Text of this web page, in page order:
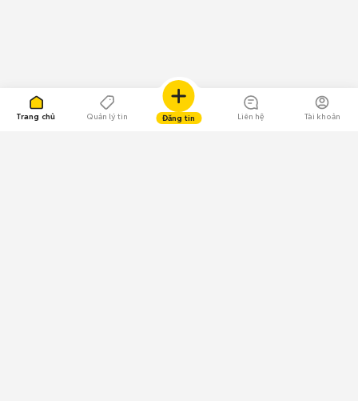
Trang chủ Quản lý tin Đăng tin Liên hệ Tài khoản